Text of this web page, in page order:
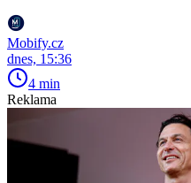
Mobify.cz
dnes, 15:36
4 min
Reklama